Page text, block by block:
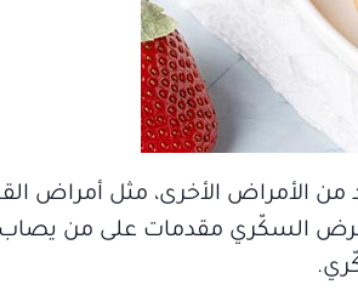
الأمراض الأخرى، مثل أمراض
السكّري مقدمات على من